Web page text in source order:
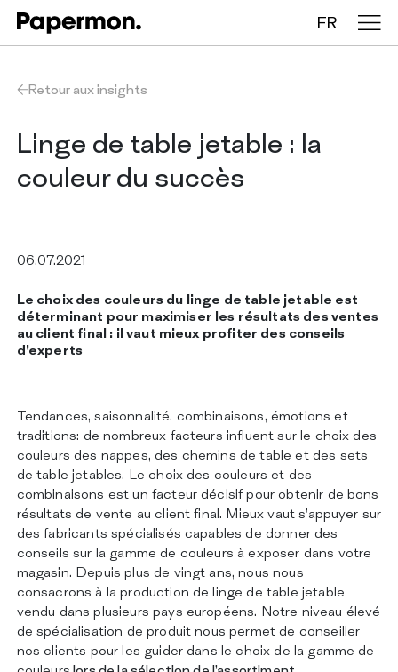
FR
Nappes en rouleau
Nappes pliées
Chemins de table
ENTREPRISE
SERVICES
DURABILITÉ
CONTACTS
Retour aux insights
Linge de table jetable : la
couleur du succès
06.07.2021
Le choix des couleurs du linge de table jetable est
déterminant pour maximiser les résultats des ventes
au client final : il vaut mieux profiter des conseils
d’experts
Tendances, saisonnalité, combinaisons, émotions et
traditions: de nombreux facteurs influent sur le choix des
couleurs des nappes, des chemins de table et des sets
de table jetables. Le choix des couleurs et des
combinaisons est un facteur décisif pour obtenir de bons
résultats de vente au client final. Mieux vaut s’appuyer sur
des fabricants spécialisés capables de donner des
conseils sur la gamme de couleurs à exposer dans votre
magasin. Depuis plus de vingt ans, nous nous
consacrons à la production de linge de table jetable
vendu dans plusieurs pays européens. Notre niveau élevé
de spécialisation de produit nous permet de conseiller
nos clients pour les guider dans le choix de la gamme de